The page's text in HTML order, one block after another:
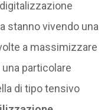
digitalizzazione
stanno vivendo una
a massimizzare
particolare
di tipo tensivo